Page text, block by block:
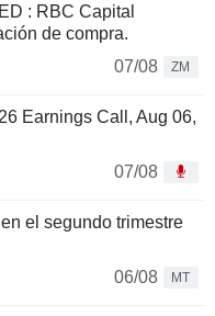
: RBC Capital
de compra.
07/08
ZM
Earnings Call, Aug 06,
07/08
el segundo trimestre
06/08
MT